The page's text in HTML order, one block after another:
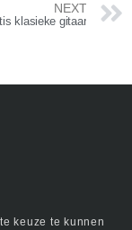
NEXT
klasieke gitaar
keuze te kunnen